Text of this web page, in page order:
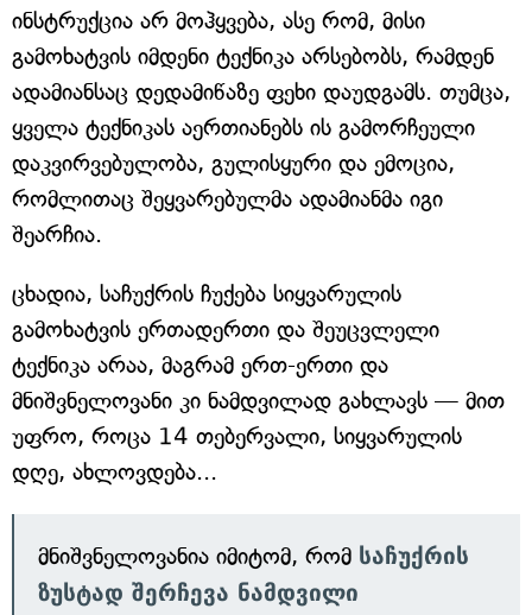
ინსტრუქცია არ მოჰყვება, ასე რომ, მისი
გამოხატვის იმდენი ტექნიკა არსებობს, რამდენ
ადამიანსაც დედამიწაზე ფეხი დაუდგამს. თუმცა,
ყველა ტექნიკას აერთიანებს ის გამორჩეული
დაკვირვებულობა, გულისყური და ემოცია,
რომლითაც შეყვარებულმა ადამიანმა იგი
შეარჩია.
ცხადია, საჩუქრის ჩუქება სიყვარულის
გამოხატვის ერთადერთი და შეუცვლელი
ტექნიკა არაა, მაგრამ ერთ-ერთი და
მნიშვნელოვანი კი ნამდვილად გახლავს — მით
უფრო, როცა 14 თებერვალი, სიყვარულის
დღე, ახლოვდება...
მნიშვნელოვანია იმიტომ, რომ საჩუქრის
ზუსტად შერჩევა ნამდვილი